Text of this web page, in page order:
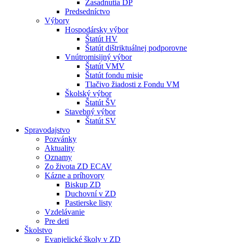
Zasadnutia DP
Predsedníctvo
Výbory
Hospodársky výbor
Štatút HV
Štatút dištriktuálnej podporovne
Vnútromisijný výbor
Štatút VMV
Štatút fondu misie
Tlačivo žiadosti z Fondu VM
Školský výbor
Štatút ŠV
Stavebný výbor
Štatút SV
Spravodajstvo
Pozvánky
Aktuality
Oznamy
Zo života ZD ECAV
Kázne a príhovory
Biskup ZD
Duchovní v ZD
Pastierske listy
Vzdelávanie
Pre deti
Školstvo
Evanjelické školy v ZD